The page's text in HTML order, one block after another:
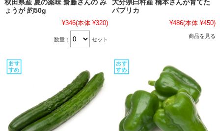
秋田県産 夏の薬味 齋藤さんの み
ょうが 約50g
¥346(本体 ¥320)
数量： セット
大分県臼杵産 橋本さんが育てた
パプリカ
¥486(本体 ¥450)
商品を見る